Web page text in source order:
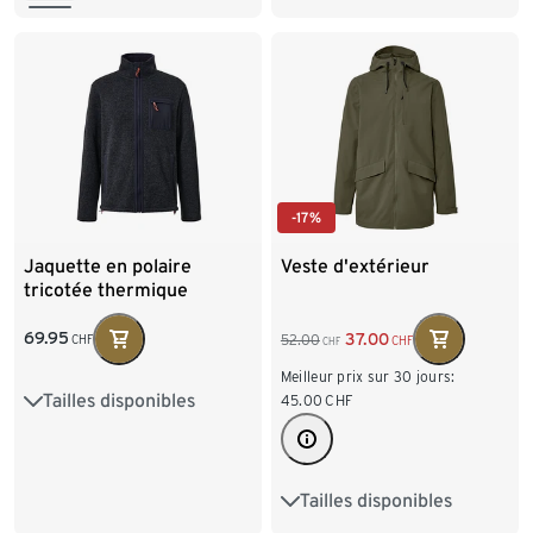
Jaquette en polaire
tricotée thermique
69.95 CHF
Tailles disponibles
S 44/46 M 48/50
-17%
Veste d'extérieur
52.00 CHF 37.00CHF
Meilleur prix sur 30 jours:
45.00 CHF
Tailles disponibles
S 44/46 M 48/50